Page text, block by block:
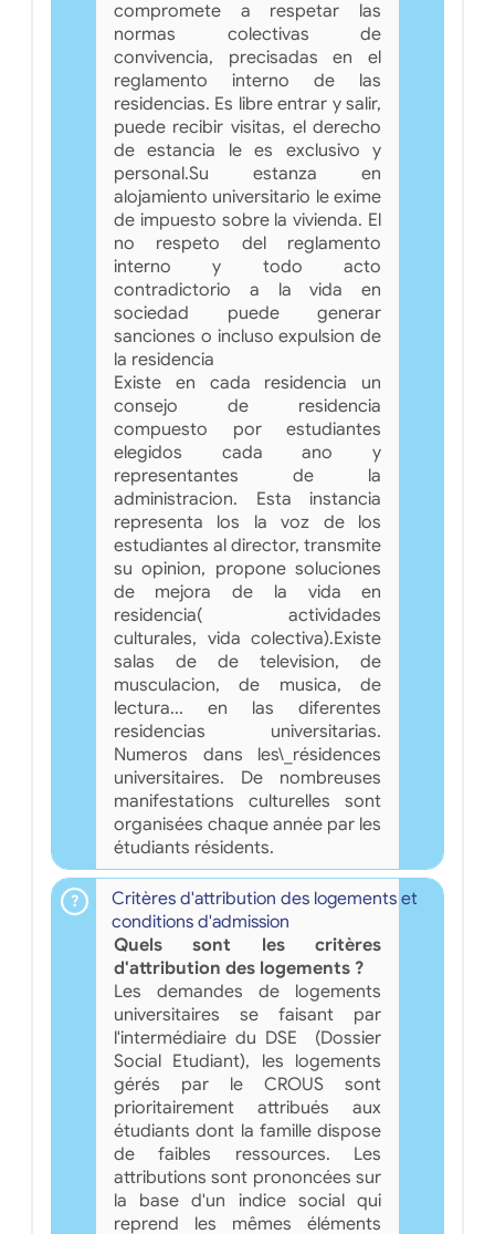
compromete a respetar las
normas colectivas de
convivencia, precisadas en el
reglamento interno de las
residencias. Es libre entrar y salir,
puede recibir visitas, el derecho
de estancia le es exclusivo y
personal.Su estanza en
alojamiento universitario le exime
de impuesto sobre la vivienda. El
no respeto del reglamento
interno y todo acto
contradictorio a la vida en
sociedad puede generar
sanciones o incluso expulsion de
la residencia
Existe en cada residencia un
consejo de residencia
compuesto por estudiantes
elegidos cada ano y
representantes de la
administracion. Esta instancia
representa los la voz de los
estudiantes al director, transmite
su opinion, propone soluciones
de mejora de la vida en
residencia( actividades
culturales, vida colectiva).Existe
salas de de television, de
musculacion, de musica, de
lectura... en las diferentes
residencias universitarias.
Numeros dans les\_résidences
universitaires. De nombreuses
manifestations culturelles sont
organisées chaque année par les
étudiants résidents.
Critères d'attribution des logements et
conditions d'admission
Quels sont les critères
d'attribution des logements ?
Les demandes de logements
universitaires se faisant par
l'intermédiaire du DSE (Dossier
Social Etudiant), les logements
gérés par le CROUS sont
prioritairement attribués aux
étudiants dont la famille dispose
de faibles ressources. Les
attributions sont prononcées sur
la base d'un indice social qui
reprend les mêmes éléments